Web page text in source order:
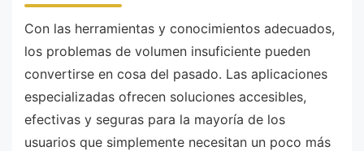
Con las herramientas y conocimientos adecuados,
los problemas de volumen insuficiente pueden
convertirse en cosa del pasado. Las aplicaciones
especializadas ofrecen soluciones accesibles,
efectivas y seguras para la mayoría de los
usuarios que simplemente necesitan un poco más